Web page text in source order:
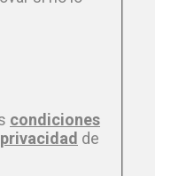
condiciones
de